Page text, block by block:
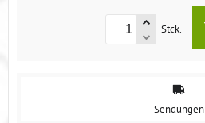
Stck.
Sendungen